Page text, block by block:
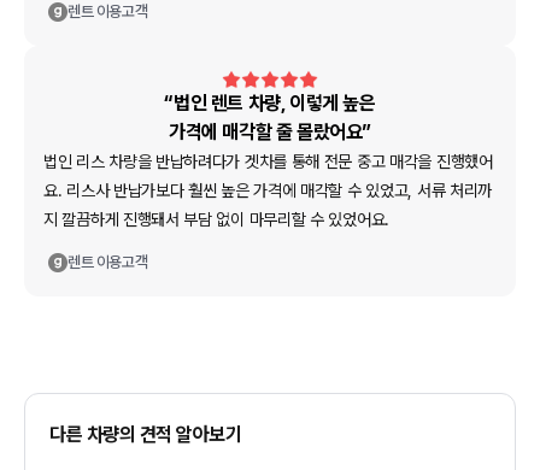
렌트 이용고객
“법인 렌트 차량, 이렇게 높은
가격에 매각할 줄 몰랐어요”
법인 리스 차량을 반납하려다가 겟차를 통해 전문 중고 매각을 진행했어
요. 리스사 반납가보다 훨씬 높은 가격에 매각할 수 있었고, 서류 처리까
지 깔끔하게 진행돼서 부담 없이 마무리할 수 있었어요.
렌트 이용고객
다른 차량의 견적 알아보기